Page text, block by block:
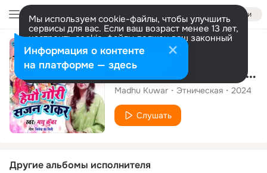
Войти
Мы используем cookie-файлы, чтобы улучшить
сервисы для вас. Если ваш возраст менее 13 лет,
настроить cookie-файлы должен ваш законный
представитель. Больше информации
Разрешить все Настроить
Сингл
Heyau Gauri Sajan Shankar
Madhu Kuwar Этническая 2024
Слушать
Другие альбомы исполнителя
Информация о контенте
на платформе — здесь